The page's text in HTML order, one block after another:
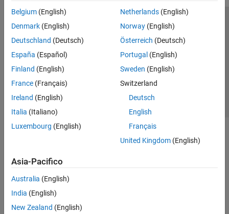
Belgium (English)
Denmark (English)
Deutschland (Deutsch)
España (Español)
Finland (English)
France (Français)
Ireland (English)
Italia (Italiano)
Luxembourg (English)
Netherlands(English)
Norway(English)
Österreich (Deutsch)
Portugal (English)
Sweden (English)
Switzerland
Deutsch
English
Français
United Kingdom(English)
Asia-Pacifico
Australia (English)
India (English)
New Zealand (English)
Centro di fiducia
Informativa sulla privacy
Antipirateria
Stato dell'applicazione
Contatti
© 1994-2026 The MathWorks, Inc.